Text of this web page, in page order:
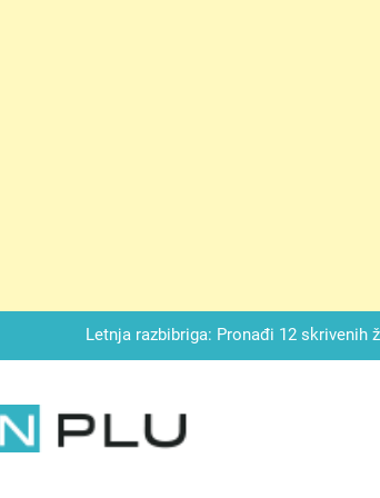
Letnja razbibriga: Pronađi 12 skrivenih
koji je podijelio Balkan: Do tačnog odgovora